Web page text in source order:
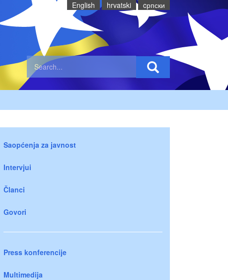
English hrvatski cрпски
Saopćenja za javnost
Intervjui
Članci
Govori
Press konferencije
Multimedija